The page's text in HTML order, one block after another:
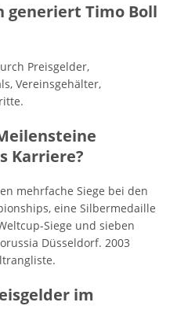
generiert Timo Boll
Preisgelder,
Vereinsgehälter,
Karriere?
mehrfache Siege bei den
eine Silbermedaille
Siege und sieben
Düsseldorf. 2003
im